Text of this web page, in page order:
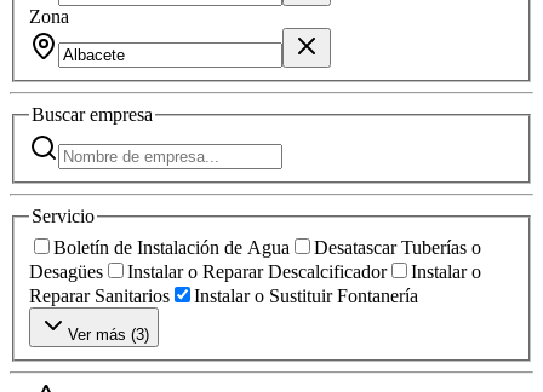
Zona
Buscarempresa
Servicio
Boletín de Instalación de Agua
Desatascar Tuberías o
Desagües
Instalar o Reparar Descalcificador
Instalar o
Reparar Sanitarios
Instalar o Sustituir Fontanería
Ver más (3)